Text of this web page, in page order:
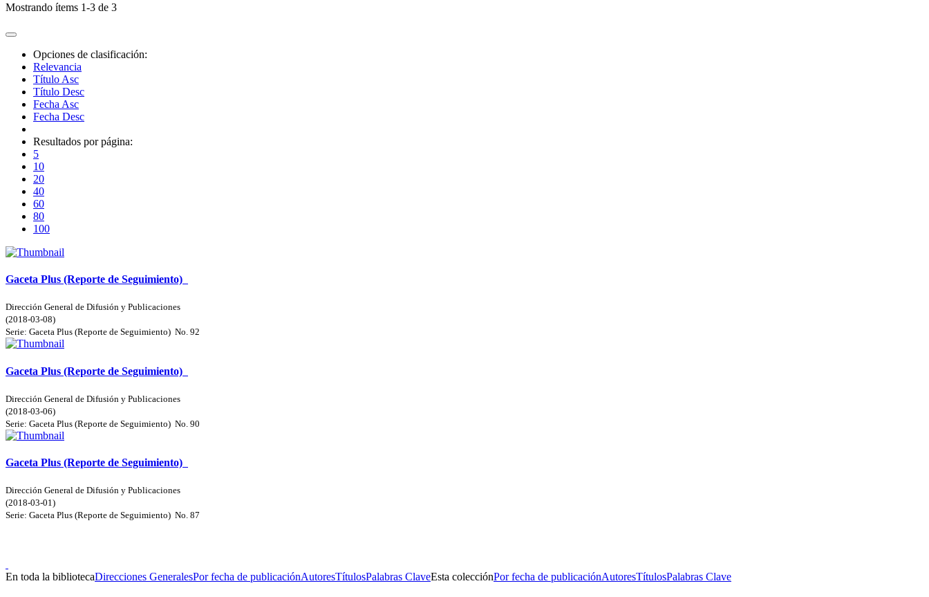
Mostrando ítems 1-3 de 3
Opciones de clasificación:
Relevancia
Título Asc
Título Desc
Fecha Asc
Fecha Desc
Resultados por página:
5
10
20
40
60
80
100
Gaceta Plus (Reporte de Seguimiento)
Dirección General de Difusión y Publicaciones
(2018-03-08)
Serie: Gaceta Plus (Reporte de Seguimiento) No. 92
Gaceta Plus (Reporte de Seguimiento)
Dirección General de Difusión y Publicaciones
(2018-03-06)
Serie: Gaceta Plus (Reporte de Seguimiento) No. 90
Gaceta Plus (Reporte de Seguimiento)
Dirección General de Difusión y Publicaciones
(2018-03-01)
Serie: Gaceta Plus (Reporte de Seguimiento) No. 87
En toda la bibliotecaDirecciones GeneralesPor fecha de publicaciónAutoresTítulosPalabras ClaveEsta colecciónPor fecha de publicaciónAutoresTítulosPalabras Clave